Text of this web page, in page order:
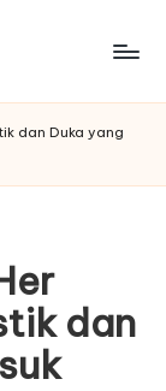
dan Duka yang
dan